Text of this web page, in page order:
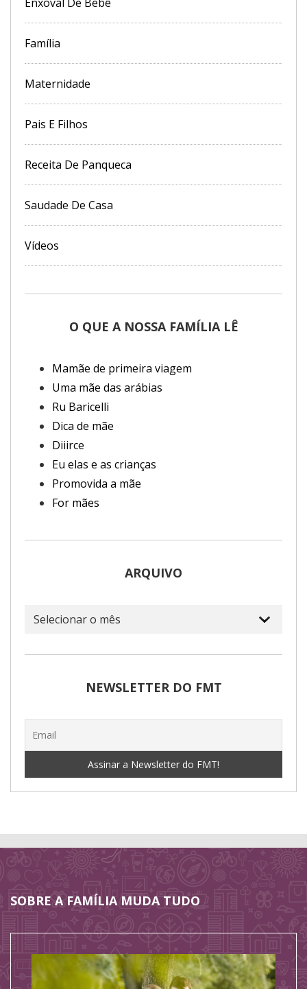
Família
Maternidade
Pais E Filhos
Receita De Panqueca
Saudade De Casa
Vídeos
O QUE A NOSSA FAMÍLIA LÊ
Mamãe de primeira viagem
Uma mãe das arábias
Ru Baricelli
Dica de mãe
Diiirce
Eu elas e as crianças
Promovida a mãe
For mães
ARQUIVO
Arquivo
NEWSLETTER DO FMT
SOBRE A FAMÍLIA MUDA TUDO